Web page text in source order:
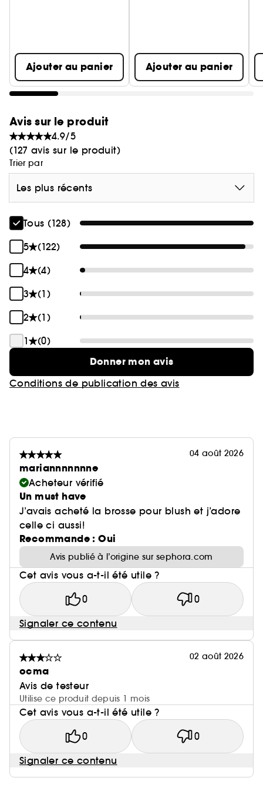
Ajouter au panier Ajouter au panier
Avis sur le produit
4.9/5
(127 avis sur le produit)
Trier par
Les plus récents
Tous (128)
5
(122)
4
(4)
3
(1)
2
(1)
1
(0)
Donner mon avis
Conditions de publication des avis
04 août 2026
mariannnnnnne
Acheteur vérifié
Un must have
J’avais acheté la brosse pour blush et j’adore
celle ci aussi!
Recommande : Oui
Avis publié à l’origine sur sephora.com
Cet avis vous a-t-il été utile ?
0 0
Signaler ce contenu
02 août 2026
ocma
Avis de testeur
Utilise ce produit depuis 1 mois
Cet avis vous a-t-il été utile ?
0 0
Signaler ce contenu